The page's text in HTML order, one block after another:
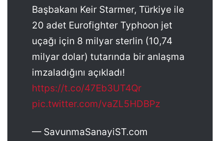
Başbakanı Keir Starmer, Türkiye ile
20 adet Eurofighter Typhoon jet
uçağı için 8 milyar sterlin (10,74
milyar dolar) tutarında bir anlaşma
imzaladığını açıkladı!
https://t.co/47Eb3UT4Qr
pic.twitter.com/vaZL5HDBPz
— SavunmaSanayiST.com